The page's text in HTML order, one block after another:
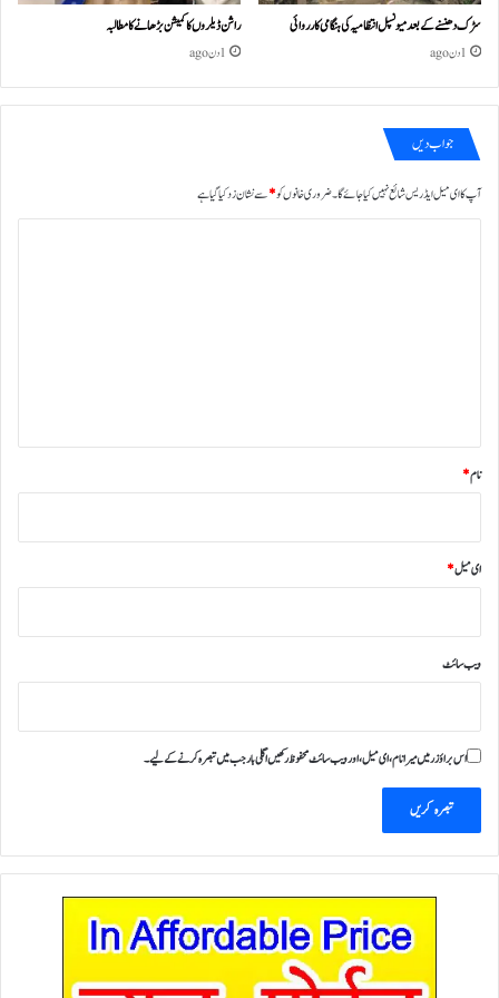
سڑک دھنسنے کے بعد میونسپل انتظامیہ کی ہنگامی کارروائی
1 دن ago
راشن ڈیلروں کا کمیشن بڑھانے کا مطالبہ
1 دن ago
جواب دیں
آپ کا ای میل ایڈریس شائع نہیں کیا جائے گا۔ضروری خانوں کو*سے نشان زد کیا گیا ہے
نام*
ای میل*
ویب‌ سائٹ
اس براؤزر میں میرا نام، ای میل، اور ویب سائٹ محفوظ رکھیں اگلی بار جب میں تبصرہ کرنے کےلیے۔